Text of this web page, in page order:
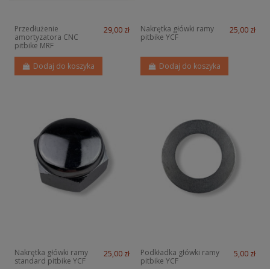
Przedłużenie
amortyzatora CNC
pitbike MRF
29,00 zł
Dodaj do koszyka
Nakrętka główki ramy
pitbike YCF
25,00 zł
Dodaj do koszyka
Nakrętka główki ramy
standard pitbike YCF
25,00 zł
Podkładka główki ramy
pitbike YCF
5,00 zł